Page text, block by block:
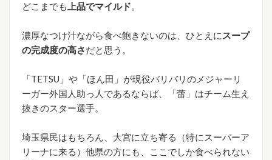
どこまでも 上品でマイルド。
濃厚なつけ汁ながら食べ飽きないのは、ひとえに スープ
の完成度の高さだと思う。
「TETSU」や「ほん田」が現役バリバリのメジャーリ
ーガー外国人助っ人であるならば、「蕾」はチーム生え
抜きのスター選手。
埼玉県民はもちろん、大宮に立ち寄る（特にスーパーア
リーナに来る）他県の方にも、ここでしか食べられない